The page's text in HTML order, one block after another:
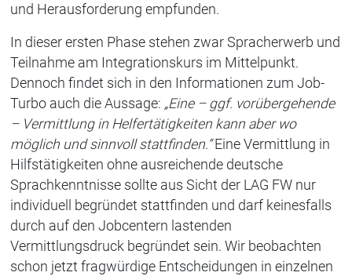
und Herausforderung empfunden.
In dieser ersten Phase stehen zwar Spracherwerb und
Teilnahme am Integrationskurs im Mittelpunkt.
Dennoch findet sich in den Informationen zum Job-
Turbo auch die Aussage: „Eine – ggf. vorübergehende
– Vermittlung in Helfertätigkeiten kann aber wo
möglich und sinnvoll stattfinden.“Eine Vermittlung in
Hilfstätigkeiten ohne ausreichende deutsche
Sprachkenntnisse sollte aus Sicht der LAG FW nur
individuell begründet stattfinden und darf keinesfalls
durch auf den Jobcentern lastenden
Vermittlungsdruck begründet sein. Wir beobachten
schon jetzt fragwürdige Entscheidungen in einzelnen